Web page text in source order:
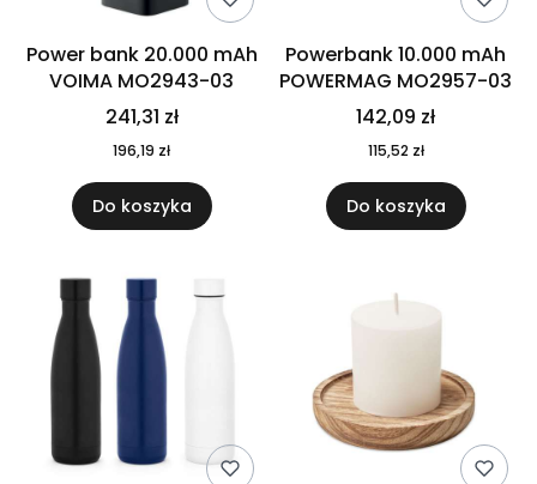
Power bank 20.000 mAh
VOIMA MO2943-03
241,31 zł
196,19 zł
Do koszyka
Powerbank 10.000 mAh
POWERMAG MO2957-03
142,09 zł
115,52 zł
Do koszyka